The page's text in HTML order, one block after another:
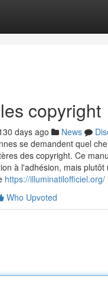
copyright
days ago News
se demandent quel
des copyright. Ce
à l'adhésion, mais plutôt
https://illuminatilofficiel.org/
Who Upvoted